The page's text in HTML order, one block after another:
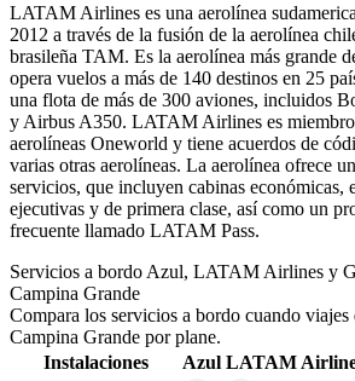
LATAM Airlines es una aerolínea
2012 a través de la fusión de la aerolínea
brasileña TAM. Es la aerolínea más grande
opera vuelos a más de 140 destinos en 25
una flota de más de 300 aviones, incluidos
y Airbus A350. LATAM Airlines es miembro
aerolíneas Oneworld y tiene acuerdos de
varias otras aerolíneas. La aerolínea ofrece
servicios, que incluyen cabinas económicas,
ejecutivas y de primera clase, así como un
frecuente llamado LATAM Pass.
Servicios a bordo Azul, LATAM Airlines y
Campina Grande
Compara los servicios a bordo cuando viajes
Campina Grande por plane.
Instalaciones
Azul LATAM